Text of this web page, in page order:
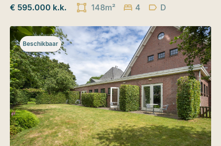
€ 595.000 k.k. 148m² 4 D
Beschikbaar